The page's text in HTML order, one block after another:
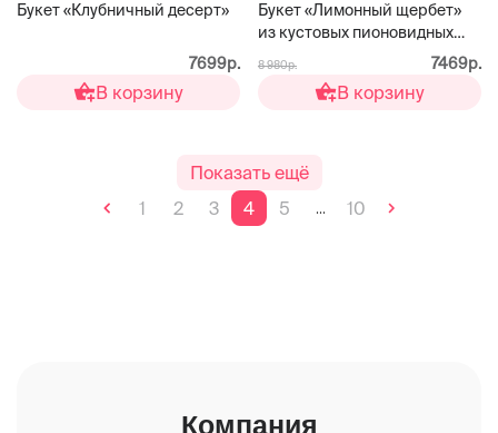
Букет «Клубничный десерт»
7699р.
В корзину
Букет «Лимонный щербет»
из кустовых пионовидных
8 980р. 7469р.
В корзину
Показать ещё
1
2 3 4 5 ... 10
Компания